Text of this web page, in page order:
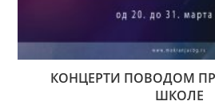
КОНЦЕРТИ ПОВОДОМ
ШКОЛЕ